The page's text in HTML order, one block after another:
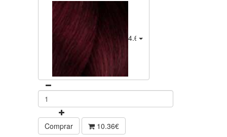
4.62 - Red
Comprar 10.36€